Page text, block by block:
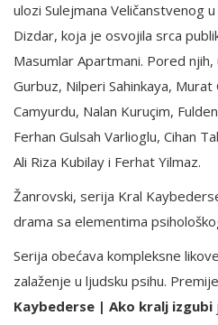
ulozi Sulejmana Veličanstvenog
Dizdar, koja je osvojila srca
Masumlar Apartmani. Pored njih,
Gurbuz, Nilperi Sahinkaya, Murat
Camyurdu, Nalan Kuruçim,
Ferhan Gulsah Varlioglu, Cihan
Ali Riza Kubilay i Ferhat Yilmaz.
Žanrovski, serija Kral
drama sa elementima
Serija obećava kompleksne
zalaženje u ljudsku psihu.
Kaybederse | Ako kralj izgubi